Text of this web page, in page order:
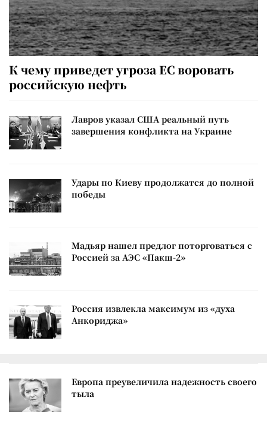
К чему приведет угроза ЕС воровать
российскую нефть
Лавров указал США реальный путь
завершения конфликта на Украине
Удары по Киеву продолжатся до полной
победы
Мадьяр нашел предлог поторговаться с
Россией за АЭС «Пакш-2»
Россия извлекла максимум из «духа
Анкориджа»
Европа преувеличила надежность своего
тыла